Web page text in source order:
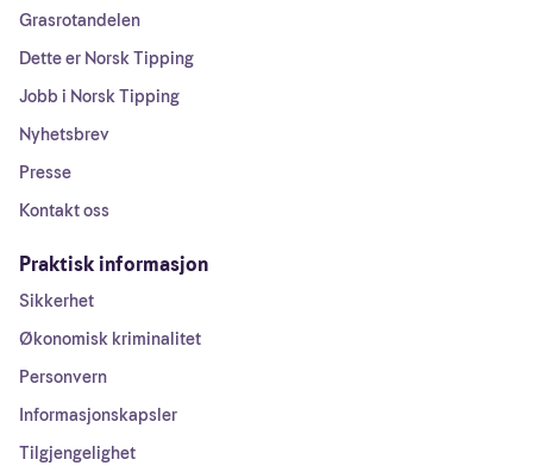
Grasrotandelen
Dette er Norsk Tipping
Jobb i Norsk Tipping
Nyhetsbrev
Presse
Kontakt oss
Praktisk informasjon
Sikkerhet
Økonomisk kriminalitet
Personvern
Informasjonskapsler
Tilgjengelighet